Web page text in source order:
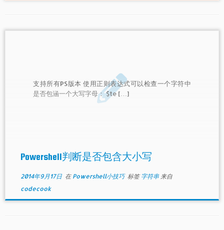
支持所有PS版本 使用正则表达式可以检查一个字符中
是否包涵一个大写字母： $te […]
Powershell判断是否包含大小写
2014年9月17日在 Powershell小技巧 标签字符串 来自
codecook